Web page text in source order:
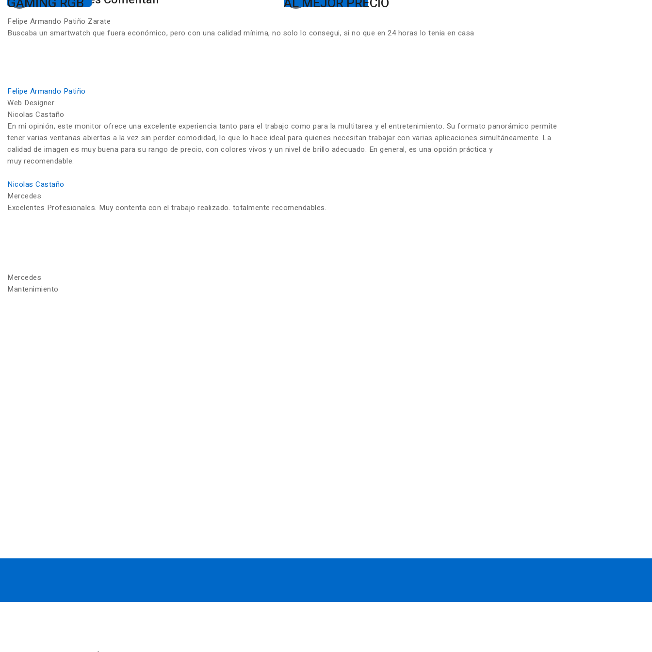
Felipe Armando Patiño Zarate
Buscaba un smartwatch que fuera económico, pero con una calidad mínima, no solo lo consegui, si no que en 24 horas lo tenia en casa
Felipe Armando Patiño
Web Designer
Nicolas Castaño
En mi opinión, este monitor ofrece una excelente experiencia tanto para el trabajo como para la multitarea y el entretenimiento. Su formato panorámico permite
tener varias ventanas abiertas a la vez sin perder comodidad, lo que lo hace ideal para quienes necesitan trabajar con varias aplicaciones simultáneamente. La
calidad de imagen es muy buena para su rango de precio, con colores vivos y un nivel de brillo adecuado. En general, es una opción práctica y
muy recomendable.
Nicolas Castaño
Mercedes
Excelentes Profesionales. Muy contenta con el trabajo realizado. totalmente recomendables.
Mercedes
Mantenimiento